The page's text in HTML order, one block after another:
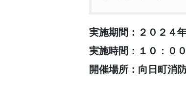
実施期間：２０２４
実施時間：１０：０
開催場所：向日町消